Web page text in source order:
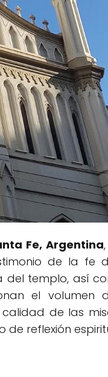
Fe, Argentina
de la fe
del templo, así
el volumen
de las
de reflexión